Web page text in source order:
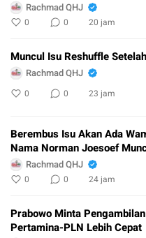
Rachmad QHJ
0 0 20 jam
Muncul Isu Reshuffle
Rachmad QHJ
0 0 23 jam
Berembus Isu Akan Ada
Nama Norman Joesoef
Rachmad QHJ
0 0 24 jam
Prabowo Minta
Pertamina-PLN Lebih Cepat